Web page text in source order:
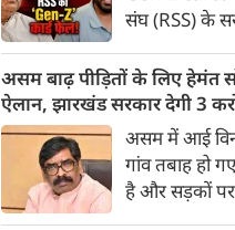
रिपोर्ट के
लिए किसी
पारंपरिक
हुआ था
संघ (RSS) के
के युवाओं के साथ
सेंटर फॉर
राष्ट्रीय
कड़ा प्रहार
असम बाढ़ पीड़ितों के लिए हेमंत
ऐलान, झारखंड सरकार देगी 3
असम में आई
गांव तबाह हो
है और सड़कों पर